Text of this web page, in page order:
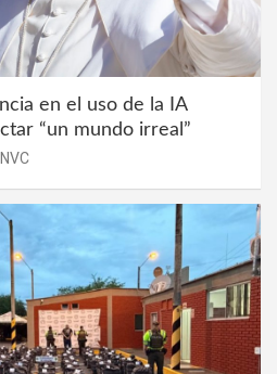
en el uso de la IA
“un mundo irreal”